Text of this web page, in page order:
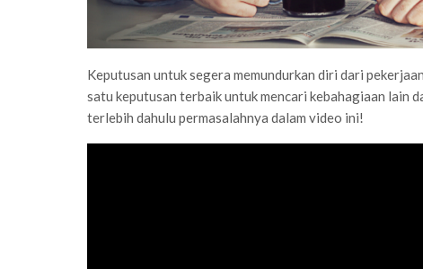
Keputusan untuk segera memundurkan diri dari
satu keputusan terbaik untuk mencari kebahagiaan lain
terlebih dahulu permasalahnya dalam video ini!